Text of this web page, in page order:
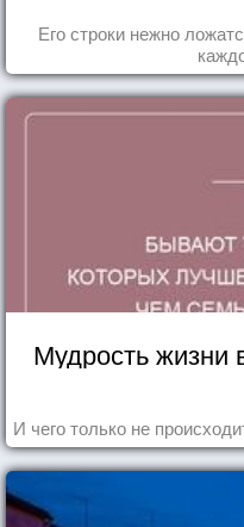
Его строки нежно
Мудрость жизни
И чего только не